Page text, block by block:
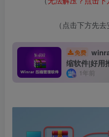
（点击下方先
免费
缩软件|好用
1年前